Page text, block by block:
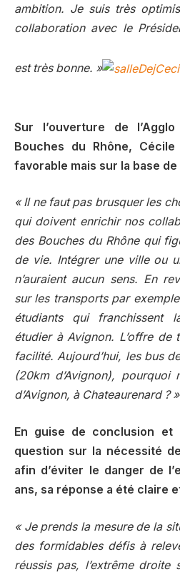
ambition. Je suis très
collaboration avec le
est très bonne. »
Sur l’ouverture de
Bouches du Rhône,
favorable mais sur la base
« Il ne faut pas brusquer les
qui doivent enrichir nos
des Bouches du Rhône qui
de vie. Intégrer une ville ou
n’auraient aucun sens. En
sur les transports par
étudiants qui franchissent
étudier à Avignon. L’offre de
facilité. Aujourd’hui, les bus
(20km d’Avignon), pourquoi
d’Avignon, à Chateaurenard ?
En guise de conclusion et
question sur la nécessité
afin d’éviter le danger de
ans, sa réponse a été claire
« Je prends la mesure de la
des formidables défis à
réussis pas, l’extrême droite